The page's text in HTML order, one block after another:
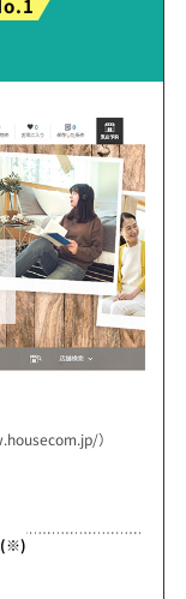
）
(※)